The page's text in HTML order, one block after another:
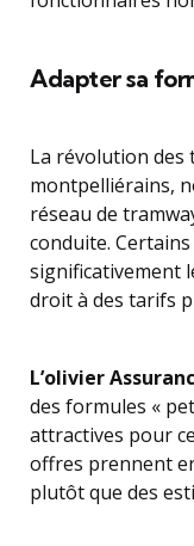
Adapter sa
La révolution des
montpelliérains,
réseau de
conduite.
significativement
droit à des tarifs
L’olivier
des formules «
attractives pour
offres prennent
plutôt que des